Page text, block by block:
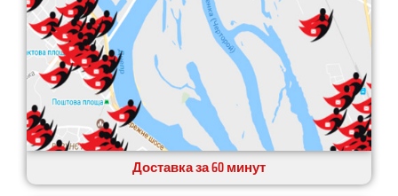
Доставка за 60 минут